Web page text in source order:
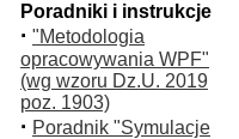
Poradniki i instrukcje
· "Metodologia
opracowywania WPF"
(wg wzoru Dz.U. 2019
poz. 1903)
· Poradnik "Symulacje